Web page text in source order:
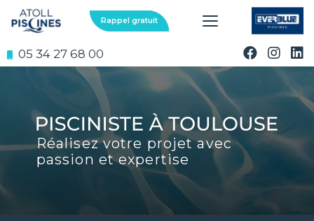
au
contenu
05 34 27 68 00
Rappel gratuit
Réalisez votre projet avec
passion et expertise